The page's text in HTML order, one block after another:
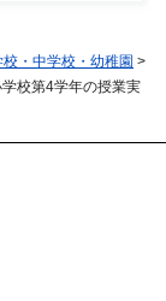
・中学校・幼稚園 >
校第4学年の授業実